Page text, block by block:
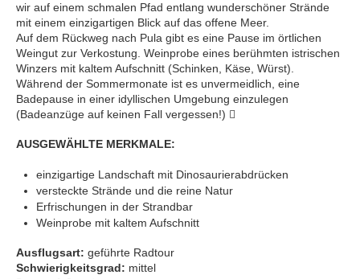
wir auf einem schmalen Pfad entlang wunderschöner Strände
mit einem einzigartigen Blick auf das offene Meer.
Auf dem Rückweg nach Pula gibt es eine Pause im örtlichen
Weingut zur Verkostung. Weinprobe eines berühmten istrischen
Winzers mit kaltem Aufschnitt (Schinken, Käse, Würst).
Während der Sommermonate ist es unvermeidlich, eine
Badepause in einer idyllischen Umgebung einzulegen
(Badeanzüge auf keinen Fall vergessen!) 
AUSGEWÄHLTE MERKMALE:
einzigartige Landschaft mit Dinosaurierabdrücken
versteckte Strände und die reine Natur
Erfrischungen in der Strandbar
Weinprobe mit kaltem Aufschnitt
Ausflugsart: geführte Radtour
Schwierigkeitsgrad: mittel